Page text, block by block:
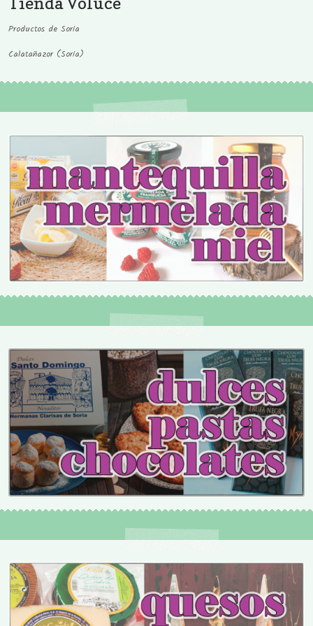
Productos de Soria
Calatañazor (Soria)